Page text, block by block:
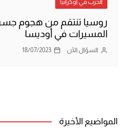
الحرب في أوكرانيا
روسيا تنتقم من هجوم
المسيرات في أوديسا
السؤال الآن 18/07/2023
المواضيع الأخيرة